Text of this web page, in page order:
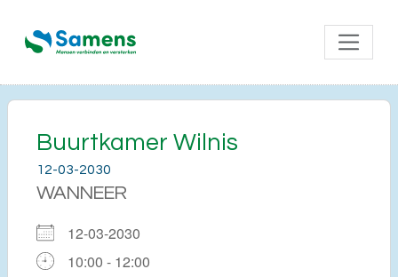
Buurtkamer Wilnis
12-03-2030
WANNEER
12-03-2030
10:00 - 12:00